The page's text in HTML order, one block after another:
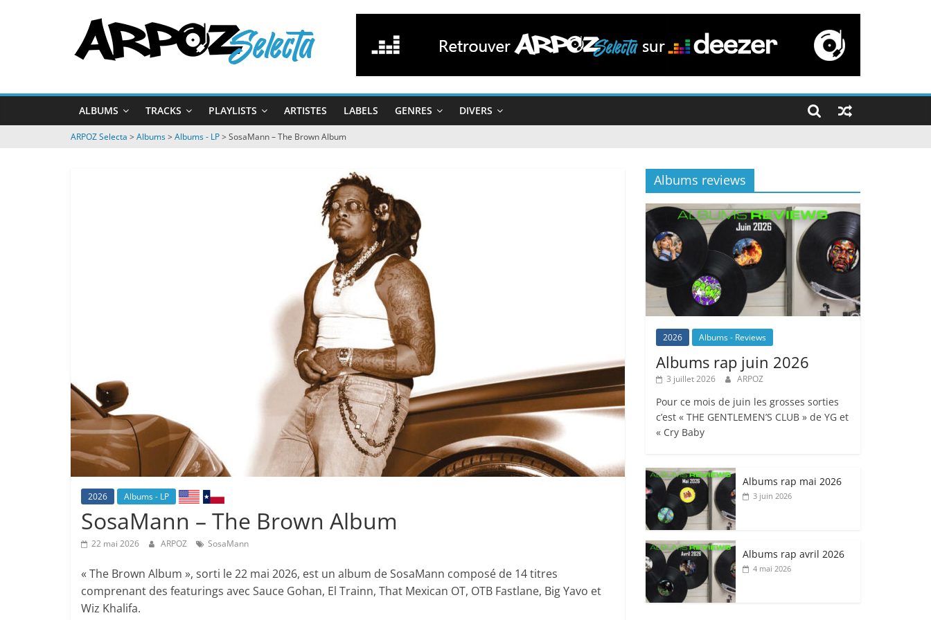
ARPOZ
Selecta
by
ARPOZ
&
ALBUMS TRACKS PLAYLISTS ARTISTES LABELS GENRES DIVERS
ARPOZ Selecta > Albums> Albums - LP> SosaMann – The Brown Album
2026 Albums - LP
SosaMann – The Brown Album
22 mai 2026 ARPOZ SosaMann
« The Brown Album », sorti le 22 mai 2026, est un album de SosaMann composé de 14 titres
comprenant des featurings avec Sauce Gohan, El Trainn, That Mexican OT, OTB Fastlane, Big Yavo et
Wiz Khalifa.
Albums reviews
2026 Albums - Reviews
Albums rap juin 2026
3 juillet 2026 ARPOZ
Pour ce mois de juin les grosses sorties
c’est « THE GENTLEMEN’S CLUB » de YG et
« Cry Baby
Albums rap mai 2026
3 juin 2026
Albums rap avril 2026
4 mai 2026